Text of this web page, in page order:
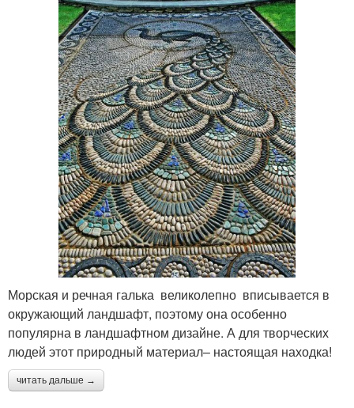
Морская и речная галька великолепно вписывается в
окружающий ландшафт, поэтому она особенно
популярна в ландшафтном дизайне. А для творческих
людей этот природный материал– настоящая находка!
читать дальше →